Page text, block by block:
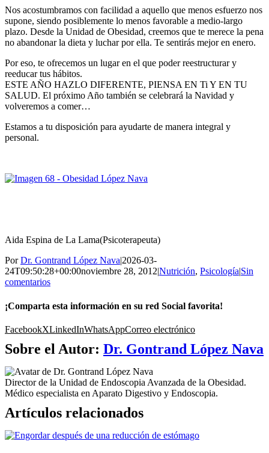
Nos acostumbramos con facilidad a aquello que menos esfuerzo nos
supone, siendo posiblemente lo menos favorable a medio-largo
plazo. Desde la Unidad de Obesidad, creemos que te merece la pena
no abandonar la dieta y luchar por ella. Te sentirás mejor en enero.
Por eso, te ofrecemos un lugar en el que poder reestructurar y
reeducar tus hábitos.
ESTE AÑO HAZLO DIFERENTE, PIENSA EN Ti Y EN TU
SALUD. El próximo Año también se celebrará la Navidad y
volveremos a comer…
Estamos a tu disposición para ayudarte de manera integral y
personal.
Aida Espina de La Lama(Psicoterapeuta)
PorDr. Gontrand López Nava|2026-03-
24T09:50:28+00:00noviembre 28, 2012|Nutrición, Psicología|Sin
comentarios
¡Comparta esta información en su red Social favorita!
FacebookXLinkedInWhatsAppCorreo electrónico
Sobre el Autor: Dr. Gontrand López Nava
Director de la Unidad de Endoscopia Avanzada de la Obesidad.
Médico especialista en Aparato Digestivo y Endoscopia.
Artículos relacionados